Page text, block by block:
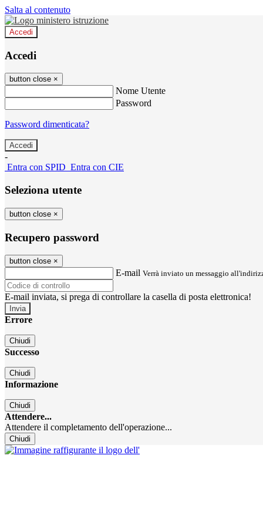
Salta al contenuto
Accedi
Accedi
button close ×
Nome Utente
Password
Password dimenticata?
-
Entra con SPID Entra con CIE
Seleziona utente
button close ×
Recupero password
button close ×
E-mail Verrà inviato un messaggio
E-mail inviata, si prega di controllare la casella di posta elettronica!
Errore
Chiudi
Successo
Chiudi
Informazione
Chiudi
Attendere...
Attendere il completamento dell'operazione...
Chiudi